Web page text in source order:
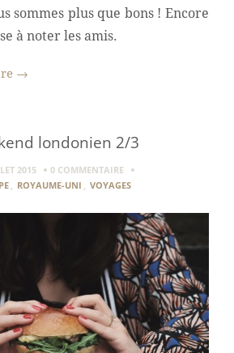
sommes plus que bons ! Encore
à noter les amis.
→
londonien 2/3
2015
0 COMMENTAIRE
ROYAUME-UNI VOYAGES